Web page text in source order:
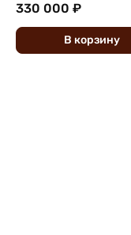
330 000 ₽
В корзину